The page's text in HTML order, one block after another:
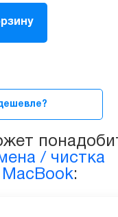
/ чистка
: